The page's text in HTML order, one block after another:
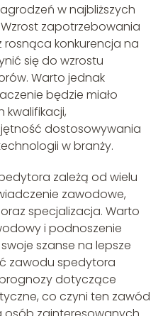
w najbliższych
zapotrzebowania
rosnąca konkurencja na
się do wzrostu
Warto jednak
będzie miało
dostosowywania
w branży.
zależą od wielu
zawodowe,
specjalizacja. Warto
i podnoszenie
szanse na lepsze
zawodu spedytora
dotyczące
co czyni ten zawód